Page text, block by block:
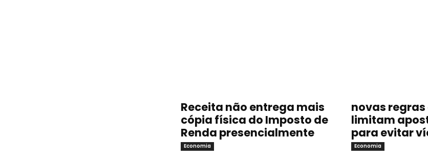
Receita não entrega mais
cópia física do Imposto de
Renda presencialmente
Economia
novas
limitam
para evitar
Economia